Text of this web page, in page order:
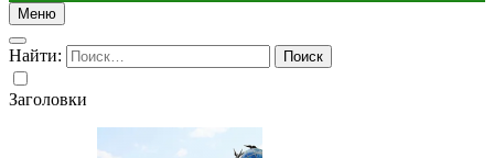
Меню
Найти:
Заголовки